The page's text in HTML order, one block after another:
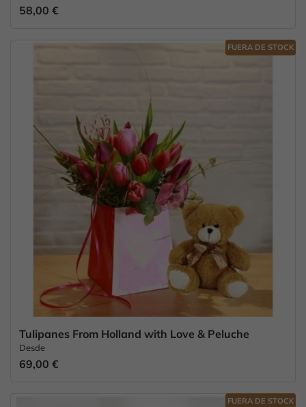
58,00 €
Tulipanes From Holland with Love & Peluche
Desde
69,00 €
FUERA DE STOCK
FUERA DE STOCK